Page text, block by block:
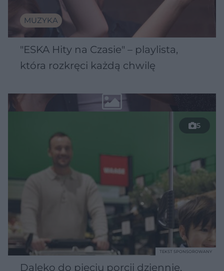
MUZYKA
"ESKA Hity na Czasie" – playlista,
która rozkręci każdą chwilę
5
Daleko do pięciu porcji dziennie.
TEKST SPONSOROWANY